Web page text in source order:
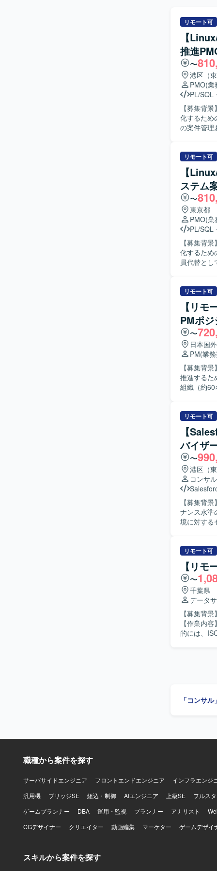
リモート可
【
推進
〜
港区（
PMO(業
PL/SQL
【募集背
化するための社員代
の案件管理
を行いま
める人物
を求めて
調整ができる方が望ましいで
テム案件を
ルで身に
中核に関わる経験を積
いて、
いただきま
リモート可
【
ステム
〜
東京都
PMO(業
PL/SQL
【募集背
化するための増員募集となり
員代替と
質・コス
対して品質状況の報
ーション
ト作成や管
ジションの
き、要件
数のステ
とができる環境です。 【開発環境】 Linux環
トに参画
リモート可
【リ
PMポ
〜
日本国外
PM(業
【募集背
推進するための支
組織（約
コミュニ
ニーズを
研修の運
のDX推進をバックアッ
品に強い関
ます。専
できる方
た、PMと
歓迎いたします。 【ポジションの魅力】 大手企業のDX
めていただ
に感じなが
品を活用し
リモート可
【
バイザ
〜
港区（
コンサル
【募集背
ナンス水準の向
境に対する
やスキル
性に関する
ています。
ントの両面で主
Cloudおよ
含む上流
育成やス
【開発環
限管理やセ
リモート可
【リ
〜
千葉県
データ
【募集背
【作業内
的には、
【ポジシ
テンプレー
「コンサ
職種から案件を探す
サーバサイドエンジニア フロントエンドエンジニア
インフラエンジ
汎用機
ブリッジSE 組込・制御 AIエンジニア 上級SE
フルス
ゲームプランナー
DBA 運用・監視 プランナー アナリスト
CGデザイナー
クリエイター 動画編集 マーケター ゲームデザイ
スキルから案件を探す